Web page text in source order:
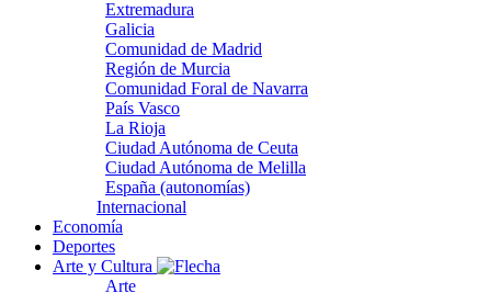
Extremadura
Galicia
Comunidad de Madrid
Región de Murcia
Comunidad Foral de Navarra
País Vasco
La Rioja
Ciudad Autónoma de Ceuta
Ciudad Autónoma de Melilla
España (autonomías)
Internacional
Economía
Deportes
Arte y Cultura
Arte